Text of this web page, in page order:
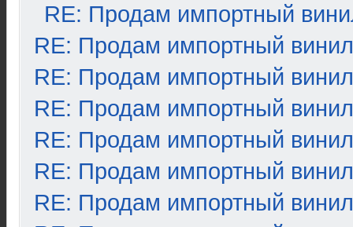
RE: Продам импортный
RE: Продам импортный винил
RE: Продам импортный винил
RE: Продам импортный винил
RE: Продам импортный винил
RE: Продам импортный винил
RE: Продам импортный винил